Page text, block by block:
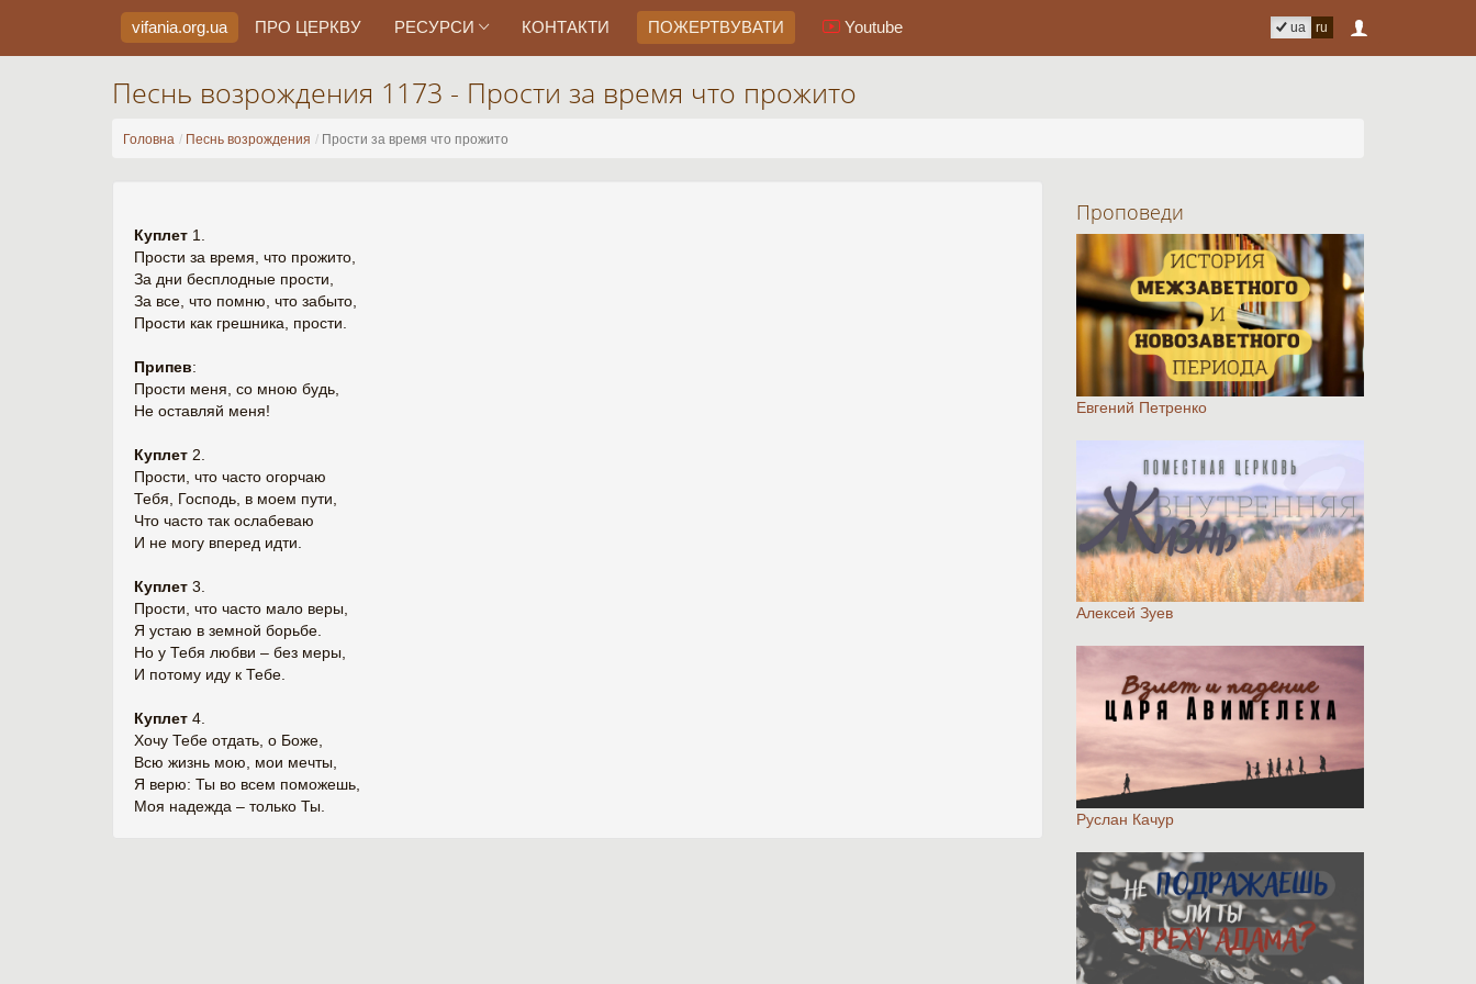
vifania.org.ua ПРО ЦЕРКВУ РЕСУРСИ КОНТАКТИ ПОЖЕРТВУВАТИ Youtube ua ru
Песнь возрождения 1173 - Прости за время что прожито
Головна Песнь возрождения Прости за время что прожито
Куплет 1.
Прости за время, что прожито,
За дни бесплодные прости,
За все, что помню, что забыто,
Прости как грешника, прости.
Припев:
Прости меня, со мною будь,
Не оставляй меня!
Куплет 2.
Прости, что часто огорчаю
Тебя, Господь, в моем пути,
Что часто так ослабеваю
И не могу вперед идти.
Куплет 3.
Прости, что часто мало веры,
Я устаю в земной борьбе.
Но у Тебя любви – без меры,
И потому иду к Тебе.
Куплет 4.
Хочу Тебе отдать, о Боже,
Всю жизнь мою, мои мечты,
Я верю: Ты во всем поможешь,
Моя надежда – только Ты.
Проповеди
Евгений Петренко
Алексей Зуев
Руслан Качур